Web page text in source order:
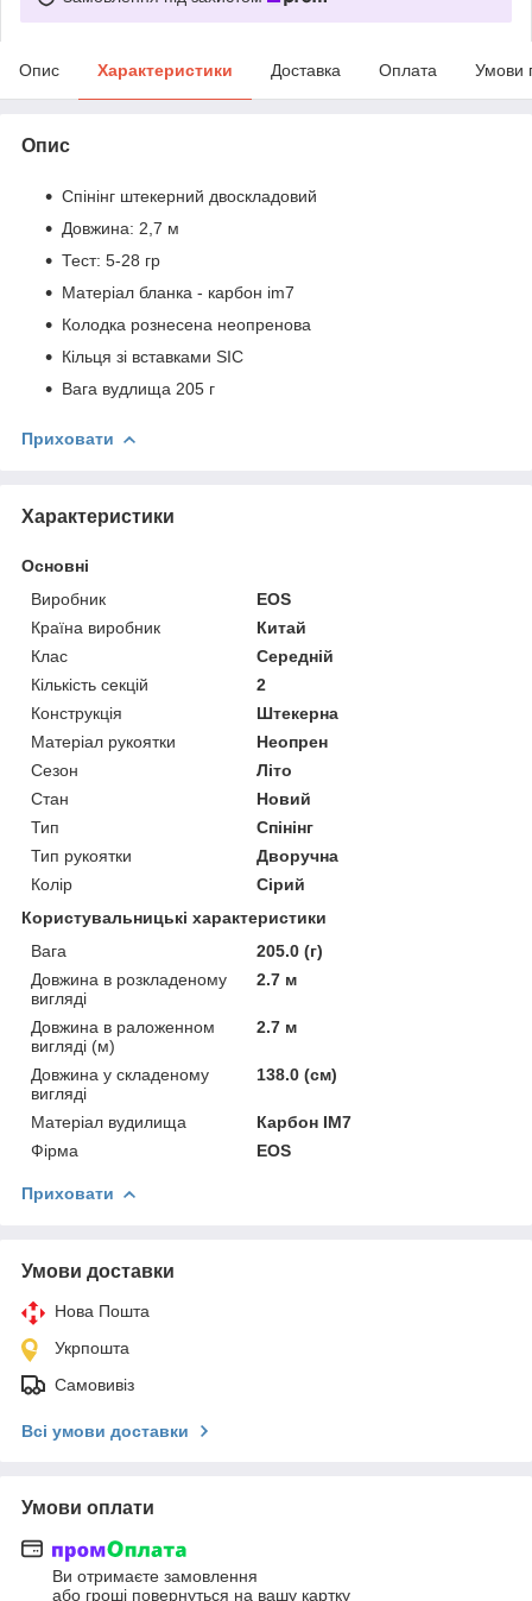
Опис Характеристики Доставка Оплата Умови
Опис
Спінінг штекерний двоскладовий
Довжина: 2,7 м
Тест: 5-28 гр
Матеріал бланка - карбон im7
Колодка рознесена неопренова
Кільця зі вставками SIC
Вага вудлища 205 г
Приховати
Характеристики
Основні
Виробник
EOS
Країна виробник
Китай
Клас
Середній
Кількість секцій
2
Конструкція
Штекерна
Матеріал рукоятки
Неопрен
Сезон
Літо
Стан
Новий
Тип
Спінінг
Тип рукоятки
Дворучна
Колір
Сірий
Користувальницькі характеристики
Вага
205.0 (г)
Довжина в розкладеному
вигляді
2.7 м
Довжина в раложенном
вигляді (м)
2.7 м
Довжина у складеному
вигляді
138.0 (см)
Матеріал вудилища
Карбон IM7
Фірма
EOS
Приховати
Умови доставки
Нова Пошта
Укрпошта
Самовивіз
Всі умови доставки
Умови оплати
Ви отримаєте замовлення
або гроші повернуться на вашу картку